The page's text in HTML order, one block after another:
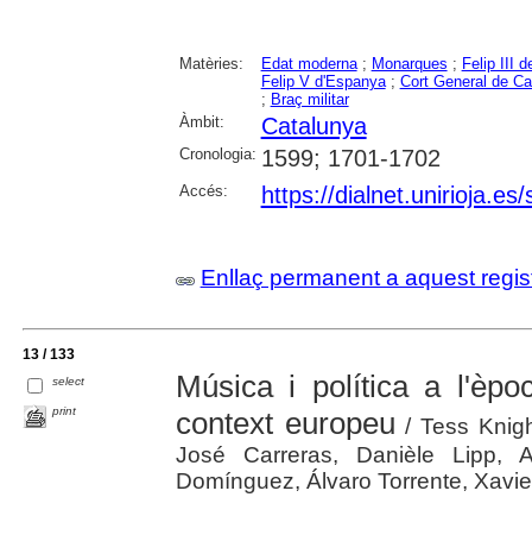
Matèries: Edat moderna; Monarques ; Felip III
Felip V d'Espanya; Cort General de
; Braç militar
Àmbit:
Catalunya
Cronologia: 1599; 1701-1702
Accés: https://
Enllaç permanent a aquest
13 / 133
select
print
Música i política a
context europeu / Tess
José Carreras, Danièle Lipp,
Domínguez, Álvaro Torrente,